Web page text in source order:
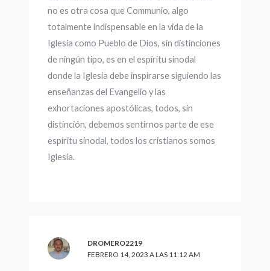
no es otra cosa que Communio, algo
totalmente indispensable en la vida de la
Iglesia como Pueblo de Dios, sin distinciones
de ningún tipo, es en el espíritu sinodal
donde la Iglesia debe inspirarse siguiendo las
enseñanzas del Evangelio y las
exhortaciones apostólicas, todos, sin
distinción, debemos sentirnos parte de ese
espíritu sinodal, todos los cristianos somos
Iglesia.
DROMERO2219
FEBRERO 14, 2023 A LAS 11:12 AM